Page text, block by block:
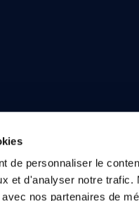
de personnaliser le
et d'analyser notre trafic.
nos partenaires de